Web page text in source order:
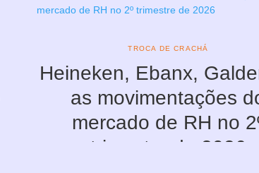
Heineken, Ebanx,
as movimentações
mercado de RH no
trimestre de 2026
TROCA DE CRACHÁ